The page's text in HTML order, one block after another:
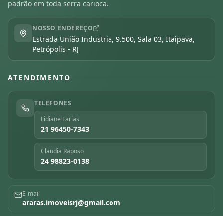
padrão em toda serra carioca.
NOSSO ENDEREÇO
Estrada União Industria, 9.500, Sala 03, Itaipava,
Petrópolis - RJ
ATENDIMENTO
TELEFONES
Lidiane Farias
21 96450-7343
Claudia Raposo
24 98823-0138
E-mail
araras.imoveisrj@gmail.com